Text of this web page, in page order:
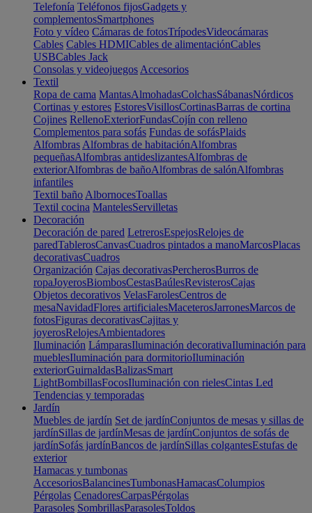
Telefonía Teléfonos fijosGadgets y
complementosSmartphones
Foto y vídeo Cámaras de fotosTrípodesVideocámaras
Cables Cables HDMICables de alimentaciónCables
USBCables Jack
Consolas y videojuegos Accesorios
Textil
Ropa de cama MantasAlmohadasColchasSábanasNórdicos
Cortinas y estores EstoresVisillosCortinasBarras de cortina
Cojines RellenoExteriorFundasCojín con relleno
Complementos para sofás Fundas de sofásPlaids
Alfombras Alfombras de habitaciónAlfombras
pequeñasAlfombras antideslizantesAlfombras de
exteriorAlfombras de bañoAlfombras de salónAlfombras
infantiles
Textil baño AlbornocesToallas
Textil cocina MantelesServilletas
Decoración
Decoración de pared LetrerosEspejosRelojes de
paredTablerosCanvasCuadros pintados a manoMarcosPlacas
decorativasCuadros
Organización Cajas decorativasPercherosBurros de
ropaJoyerosBiombosCestasBaúlesRevisterosCajas
Objetos decorativos VelasFarolesCentros de
mesaNavidadFlores artificialesMaceterosJarronesMarcos de
fotosFiguras decorativasCajitas y
joyerosRelojesAmbientadores
Iluminación LámparasIluminación decorativaIluminación para
mueblesIluminación para dormitorioIluminación
exteriorGuirnaldasBalizasSmart
LightBombillasFocosIluminación con rielesCintas Led
Tendencias y temporadas
Jardín
Muebles de jardín Set de jardínConjuntos de mesas y sillas de
jardínSillas de jardínMesas de jardínConjuntos de sofás de
jardínSofás jardínBancos de jardínSillas colgantesEstufas de
exterior
Hamacas y tumbonas
AccesoriosBalancinesTumbonasHamacasColumpios
Pérgolas CenadoresCarpasPérgolas
Parasoles SombrillasParasolesToldos